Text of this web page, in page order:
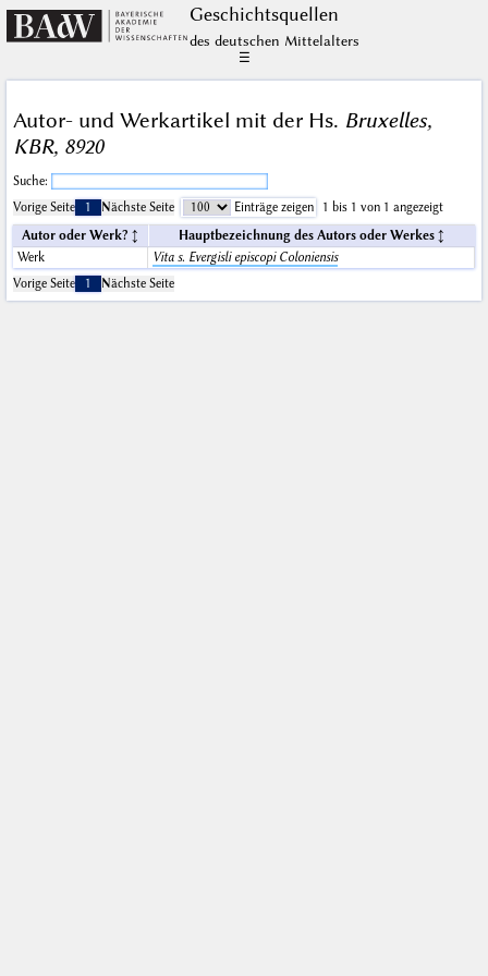
Geschichts­quellen
des deutschen Mittelalters
☰
Autor- und Werkartikel mit der Hs. Bruxelles,
KBR, 8920
Suche:
Vorige Seite
1 Nächste Seite Einträge zeigen
1 bis 1 von 1 angezeigt
Autor oder Werk?
Hauptbezeichnung des Autors oder Werkes
Werk
Vita s. Evergisli episcopi Coloniensis
Vorige Seite
1 Nächste Seite